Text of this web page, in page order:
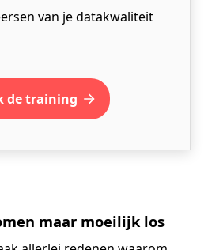
van je datakwaliteit
de training
maar moeilijk los